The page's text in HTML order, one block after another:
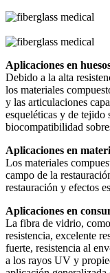
Aplicaciones en
Debido a la alta
los materiales
y las articulaciones
esqueléticas y de tejido
biocompatibilidad
Aplicaciones en
Los materiales
campo de la
restauración y efectos
Aplicaciones en
La fibra de vidrio,
resistencia, excelente
fuerte, resistencia al
a los rayos UV y